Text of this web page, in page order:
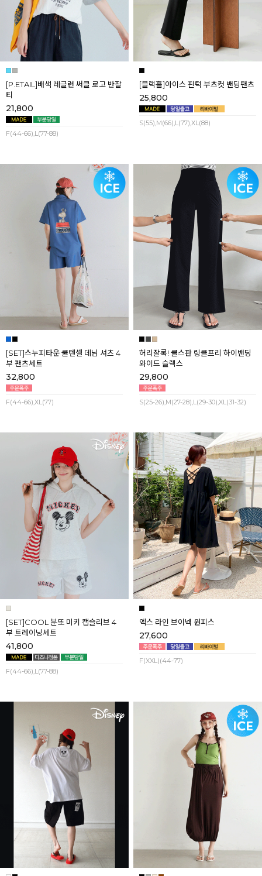
[P.ETAIL]배색 레글런 써클 로고 반팔
티
21,800
F(44-66),L(77-88)
[블랙홀]아이스 핀턱 부츠컷 밴딩팬츠
25,800
S(55),M(66),L(77),XL(88)
[SET]스누피타운 쿨텐셀 데님 셔츠 4
부 팬츠세트
32,800
F(44-66),XL(77)
허리잘록! 쿨스판 링클프리 하이밴딩
와이드 슬랙스
29,800
S(25-26),M(27-28),L(29-30),XL(31-32)
[SET]COOL 분또 미키 캡슬리브 4
부 트레이닝세트
41,800
F(44-66),L(77-88)
엑스 라인 브이넥 원피스
27,600
F(XXL)(44-77)